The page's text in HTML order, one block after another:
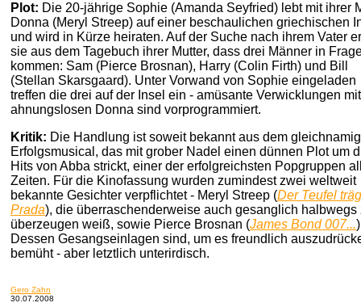
Plot: Die 20-jährige Sophie (Amanda Seyfried) lebt mit ihrer
Donna (Meryl Streep) auf einer beschaulichen griechischen
und wird in Kürze heiraten. Auf der Suche nach ihrem Vater
sie aus dem Tagebuch ihrer Mutter, dass drei Männer in
kommen: Sam (Pierce Brosnan), Harry (Colin Firth) und Bill
(Stellan Skarsgaard). Unter Vorwand von Sophie eingeladen
treffen die drei auf der Insel ein - amüsante Verwicklungen
ahnungslosen Donna sind vorprogrammiert.
Kritik: Die Handlung ist soweit bekannt aus dem
Erfolgsmusical, das mit grober Nadel einen dünnen Plot um
Hits von Abba strickt, einer der erfolgreichsten Popgruppen
Zeiten. Für die Kinofassung wurden zumindest zwei weltweit
bekannte Gesichter verpflichtet - Meryl Streep (Der Teufel
Prada), die überraschenderweise auch gesanglich halbwegs
überzeugen weiß, sowie Pierce Brosnan (James Bond 007...
Dessen Gesangseinlagen sind, um es freundlich
bemüht - aber letztlich unterirdisch.
Gero Zahn
30.07.2008